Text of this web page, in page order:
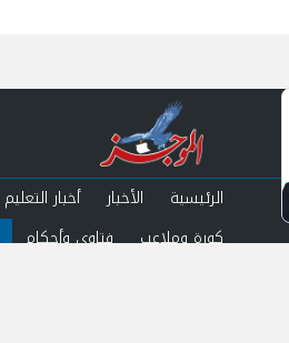
الرئيسية الأخبار أخبار التعليم
كورة وملاعب
فتاوى وأحكام